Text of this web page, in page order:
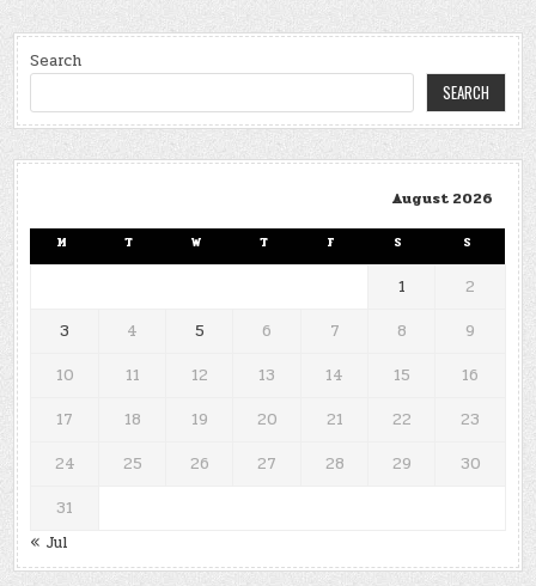
Search
SEARCH
August 2026
M T W T F S S
1
2
3
4 5 6 7 8
9
10
11 12 13 14 15
16
17
18 19 20 21 22
23
24
25 26 27 28 29
30
31
« Jul